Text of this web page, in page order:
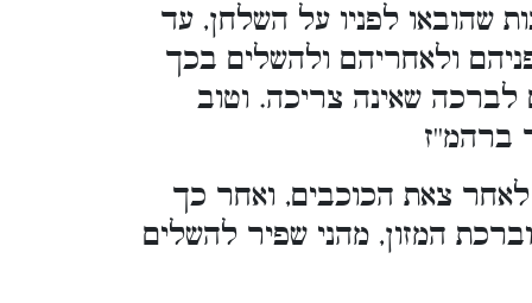
שהובאו לפניו על השלחן, עד
ולאחריהם ולהשלים בכך
שאינה צריכה. וטוב
ברהמ''ז
צאת הכוכבים, ואחר כך
המזון, מהני שפיר להשלים